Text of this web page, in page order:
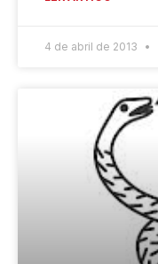
4 de abril de 2013